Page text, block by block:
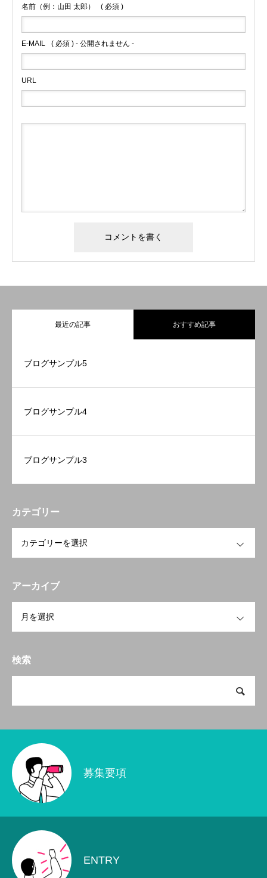
事業内容
会社概要
エントリー
#1336 (タイトルなし)
名前（例：山田 太郎） ( 必須 )
E-MAIL ( 必須 ) - 公開されません -
URL
最近の記事 おすすめ記事
ブログサンプル5
ブログサンプル4
ブログサンプル3
カテゴリー
アーカイブ
検索
募集要項
ENTRY